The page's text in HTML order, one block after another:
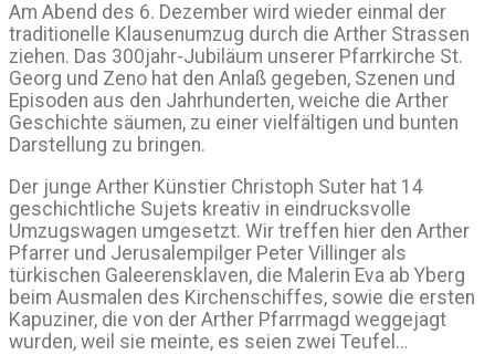
Am Abend des 6. Dezember wird wieder einmal der
traditionelle Klausenumzug durch die Arther Strassen
ziehen. Das 300jahr-Jubiläum unserer Pfarrkirche St.
Georg und Zeno hat den Anlaß gegeben, Szenen und
Episoden aus den Jahrhunderten, weiche die Arther
Geschichte säumen, zu einer vielfältigen und bunten
Darstellung zu bringen.
Der junge Arther Künstier Christoph Suter hat 14
geschichtliche Sujets kreativ in eindrucksvolle
Umzugswagen umgesetzt. Wir treffen hier den Arther
Pfarrer und Jerusalempilger Peter Villinger als
türkischen Galeerensklaven, die Malerin Eva ab Yberg
beim Ausmalen des Kirchenschiffes, sowie die ersten
Kapuziner, die von der Arther Pfarrmagd weggejagt
wurden, weil sie meinte, es seien zwei Teufel…